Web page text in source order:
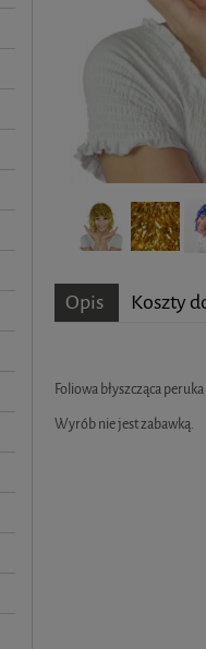
Opis Koszty
Foliowa błyszcząca
Wyrób nie jest zabawką.